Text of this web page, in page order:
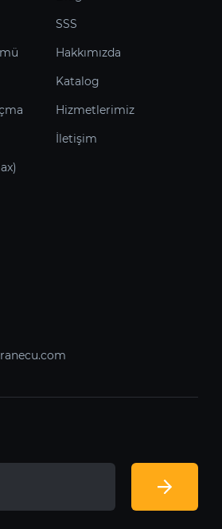
SSS
Hakkımızda
Katalog
Hizmetlerimiz
İletişim